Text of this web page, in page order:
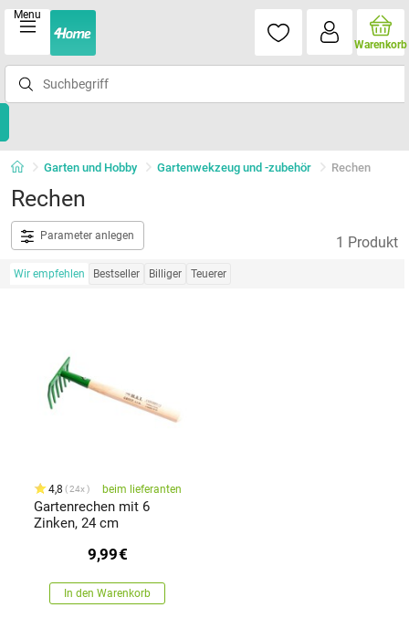
Menu
Warenkorb
Garten und Hobby Gartenwekzeug und -zubehör Rechen
Rechen
Parameter anlegen 1 Produkt
Wir empfehlen Bestseller Billiger Teuerer
4,8 24x beim lieferanten
Gartenrechen mit 6
Zinken, 24 cm
9,99€
In den Warenkorb